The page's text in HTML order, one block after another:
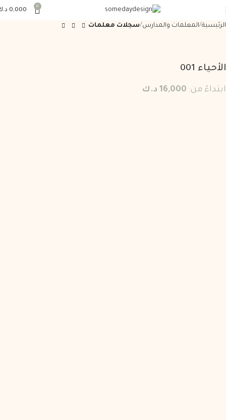
0
0,000
الرئيسية المعلمات والمدارس سجلات معلمات
الأحياء 001
ابتداءً من: 16,000 د.ك